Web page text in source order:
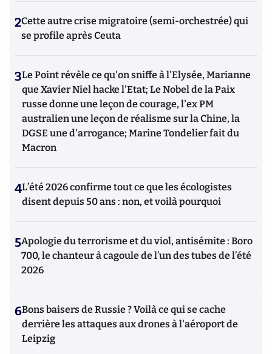
2Cette autre crise migratoire (semi-orchestrée) qui
se profile après Ceuta
3Le Point révèle ce qu'on sniffe à l'Elysée, Marianne
que Xavier Niel hacke l'Etat; Le Nobel de la Paix
russe donne une leçon de courage, l'ex PM
australien une leçon de réalisme sur la Chine, la
DGSE une d'arrogance; Marine Tondelier fait du
Macron
4L’été 2026 confirme tout ce que les écologistes
disent depuis 50 ans : non, et voilà pourquoi
5Apologie du terrorisme et du viol, antisémite : Boro
700, le chanteur à cagoule de l’un des tubes de l’été
2026
6Bons baisers de Russie ? Voilà ce qui se cache
derrière les attaques aux drones à l'aéroport de
Leipzig